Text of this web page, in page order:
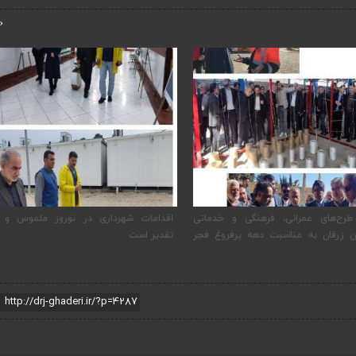
طرح‌های عمرانی، فرهنگی و خدماتی
زرقان به مناسبت دهه پرفروغ فجر
اقدامات شهرداری در نوروز ملموس و
تقدیر است
‹